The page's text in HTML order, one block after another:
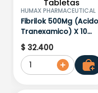
HUMAX PHARMACEUTICAL
Fibrilok 500Mg (Acido
Tranexamico) X 10
Tabletas
$ 32.400
1